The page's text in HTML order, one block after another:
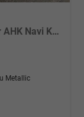
2.0 TDI 142 kW 4x4 Selection 7 Sitzer AHK Navi Kamera
Metallic